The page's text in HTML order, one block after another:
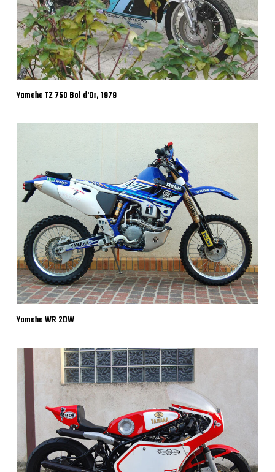
Yamaha TZ 750 Bol d'Or, 1979
Yamaha WR 2DW